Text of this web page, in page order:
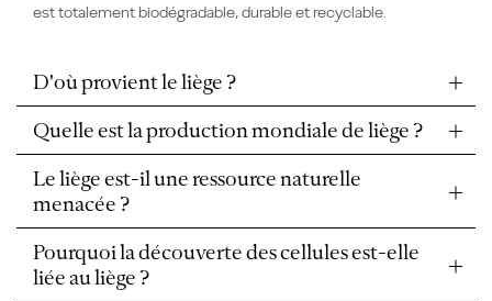
est totalement biodégradable, durable et recyclable.
D'où provient le liège ?
Quelle est la production mondiale de liège ?
Le liège est-il une ressource naturelle
menacée ?
Pourquoi la découverte des cellules est-elle
liée au liège ?